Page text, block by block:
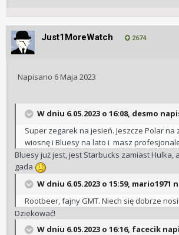
Just1MoreWatch 2674
Napisano 6 Maja 2023
W dniu 6.05.2023 o 16:08, desmo
Super zegarek na jesień. Jeszcze Polar na
wiosnę i Bluesy na lato i masz
Bluesy już jest, jest Starbucks zamiast Hulka,
gada
W dniu 6.05.2023 o 15:59, mario1971
Rootbeer, fajny GMT. Niech się dobrze nosi!
Dziekować!
W dniu 6.05.2023 o 16:16, facecik